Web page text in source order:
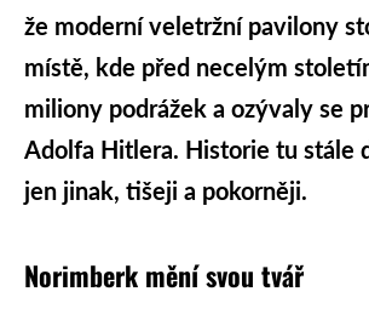
že moderní veletržní pavilony
místě, kde před necelým
miliony podrážek a ozývaly se
Adolfa Hitlera. Historie tu stále
jen jinak, tišeji a pokorněji.
Norimberk mění svou tvář